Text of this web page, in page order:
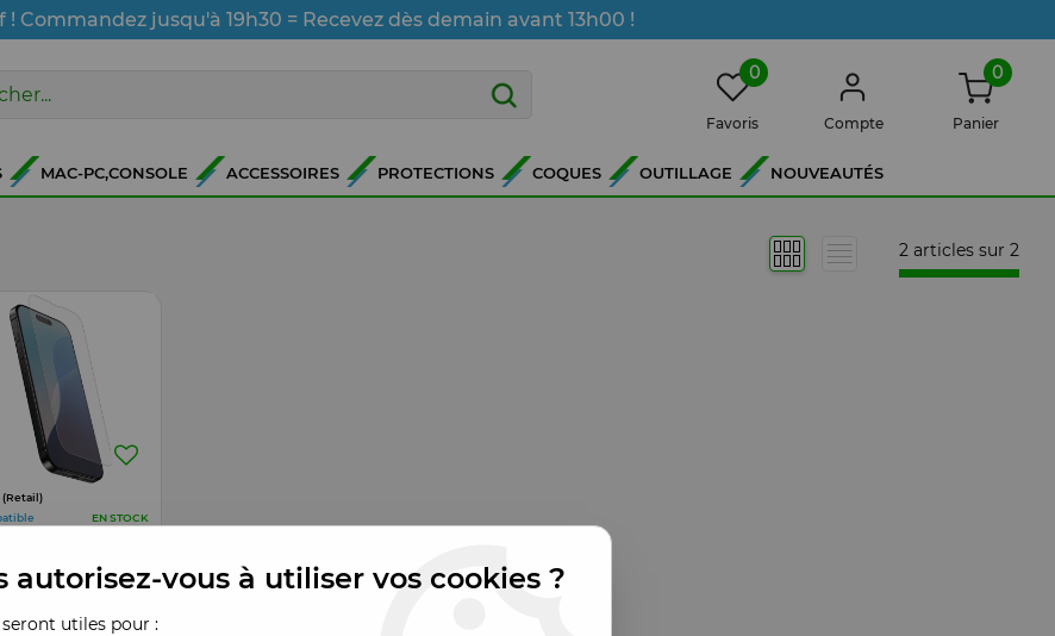
Commandez jusqu'à 19h30 = Recevez dès demain avant 13h00 !
0
Favoris Compte
0
Panier
MAC-PC,CONSOLE ACCESSOIRES PROTECTIONS COQUES OUTILLAGE NOUVEAUTÉS
2 articles sur 2
(Retail)
EN STOCK
autorisez-vous à utiliser vos cookies ?
seront utiles pour :